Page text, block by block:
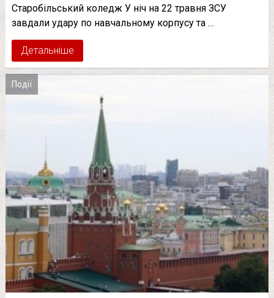
Старобільський коледж У ніч на 22 травня ЗСУ
завдали удару по навчальному корпусу та …
Детальніше
Події